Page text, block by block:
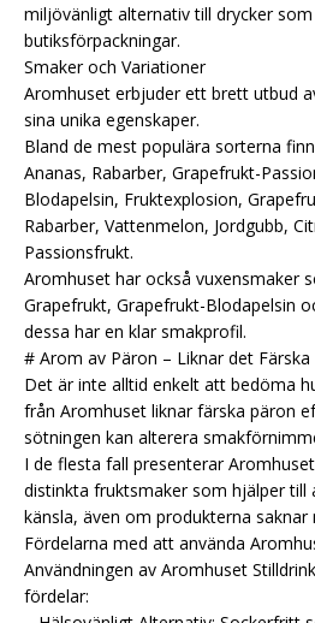
miljövänligt alternativ till drycker
butiksförpackningar.
Smaker och Variationer
Aromhuset erbjuder ett brett utbud
sina unika egenskaper.
Bland de mest populära sorterna
Ananas, Rabarber, Grapefrukt-
Blodapelsin, Fruktexplosion,
Rabarber, Vattenmelon, Jordgubb,
Passionsfrukt.
Aromhuset har också vuxensmaker
Grapefrukt, Grapefrukt-Blodapelsin
dessa har en klar smakprofil.
# Arom av Päron – Liknar det Färska
Det är inte alltid enkelt att bedöma
från Aromhuset liknar färska päron
sötningen kan alterera
I de flesta fall presenterar
distinkta fruktsmaker som hjälper
känsla, även om produkterna saknar
Fördelarna med att använda
Användningen av Aromhuset
fördelar: